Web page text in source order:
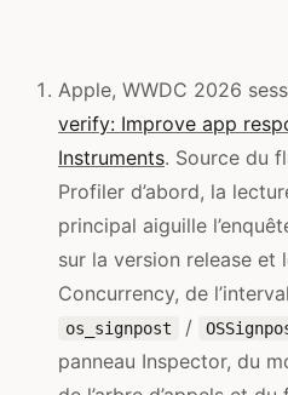
Apple, WWDC 2026
verify: Improve app
Instruments. Source du
Profiler d’abord, la
principal aiguille
sur la version release et
Concurrency, de
os_signpost /
panneau Inspector, du